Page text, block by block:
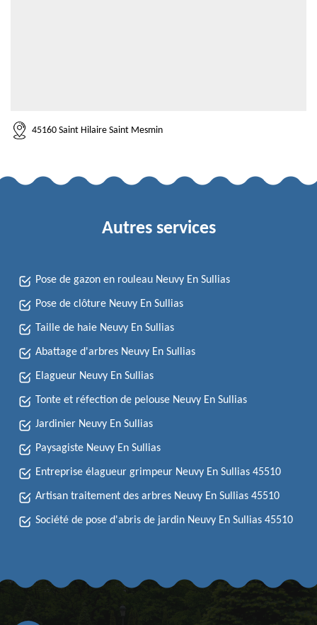
45160 Saint Hilaire Saint Mesmin
Autres services
Pose de gazon en rouleau Neuvy En Sullias
Pose de clôture Neuvy En Sullias
Taille de haie Neuvy En Sullias
Abattage d'arbres Neuvy En Sullias
Elagueur Neuvy En Sullias
Tonte et réfection de pelouse Neuvy En Sullias
Jardinier Neuvy En Sullias
Paysagiste Neuvy En Sullias
Entreprise élagueur grimpeur Neuvy En Sullias 45510
Artisan traitement des arbres Neuvy En Sullias 45510
Société de pose d'abris de jardin Neuvy En Sullias 45510